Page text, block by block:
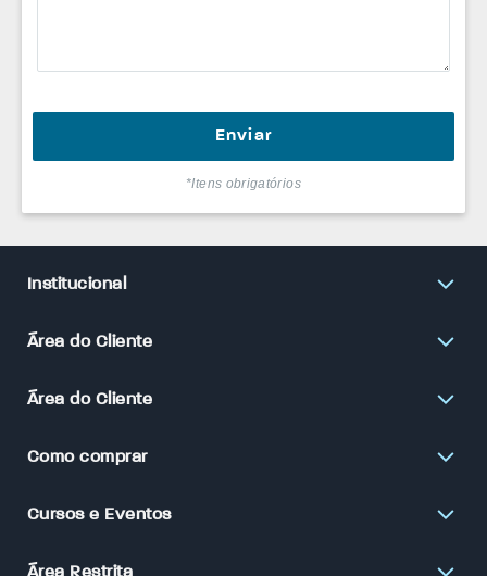
*Itens obrigatórios
Institucional
Área do Cliente
Área do Cliente
Como comprar
Cursos e Eventos